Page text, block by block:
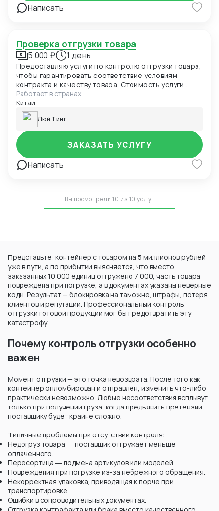
Написать
Проверка отгрузки товара
5 000 ₽ 1 день
Предоставляю услуги по контролю отгрузки товара,
чтобы гарантировать соответствие условиям
контракта и качеству товара. Стоимость услуги
зависит от объема работы и количества
проверяемых грузов. Возможность приезда в любой
город Китая по запросу клиента.
Работает в странах
Китай
Люй Тинг
Написать
ЗАКАЗАТЬ УСЛУГУ
Вы посмотрели 10 из 10 услуг
Представьте: контейнер с товаром на 5 миллионов рублей
уже в пути, а по прибытии выясняется, что вместо
заказанных 10 000 единиц отгружено 7 000, часть товара
повреждена при погрузке, а в документах указаны неверные
коды. Результат — блокировка на таможне, штрафы, потеря
клиентов и репутации. Профессиональный контроль
отгрузки готовой продукции мог бы предотвратить эту
катастрофу.
Почему контроль отгрузки особенно
важен
Момент отгрузки — это точка невозврата. После того как
контейнер опломбирован и отправлен, изменить что-либо
практически невозможно. Любые несоответствия всплывут
только при получении груза, когда предъявить претензии
поставщику будет крайне сложно.
Типичные проблемы при отсутствии контроля:
Недогруз товара ― поставщик отгружает меньше
оплаченного.
Пересортица ― подмена артикулов или моделей.
Повреждения при погрузке из-за небрежного обращения.
Некорректная упаковка, приводящая к порче при
транспортировке.
Ошибки в сопроводительных документах.